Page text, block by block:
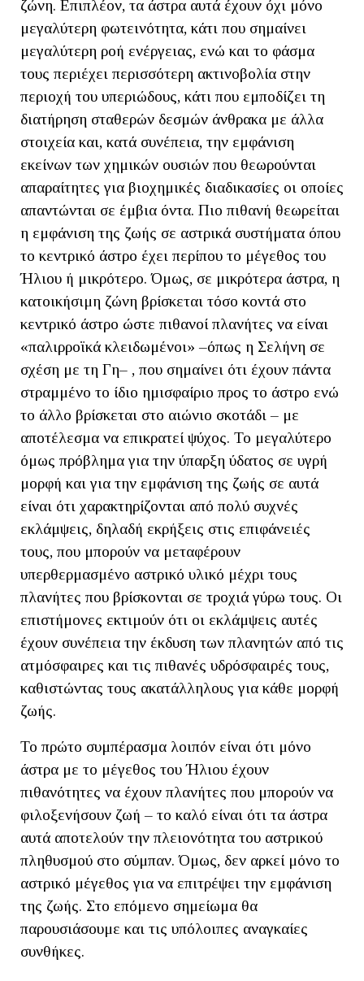
ζώνη. Επιπλέον, τα άστρα αυτά έχουν όχι μόνο
μεγαλύτερη φωτεινότητα, κάτι που σημαίνει
μεγαλύτερη ροή ενέργειας, ενώ και το φάσμα
τους περιέχει περισσότερη ακτινοβολία στην
περιοχή του υπεριώδους, κάτι που εμποδίζει τη
διατήρηση σταθερών δεσμών άνθρακα με άλλα
στοιχεία και, κατά συνέπεια, την εμφάνιση
εκείνων των χημικών ουσιών που θεωρούνται
απαραίτητες για βιοχημικές διαδικασίες οι οποίες
απαντώνται σε έμβια όντα. Πιο πιθανή θεωρείται
η εμφάνιση της ζωής σε αστρικά συστήματα όπου
το κεντρικό άστρο έχει περίπου το μέγεθος του
Ήλιου ή μικρότερο. Όμως, σε μικρότερα άστρα, η
κατοικήσιμη ζώνη βρίσκεται τόσο κοντά στο
κεντρικό άστρο ώστε πιθανοί πλανήτες να είναι
«παλιρροϊκά κλειδωμένοι» –όπως η Σελήνη σε
σχέση με τη Γη– , που σημαίνει ότι έχουν πάντα
στραμμένο το ίδιο ημισφαίριο προς το άστρο ενώ
το άλλο βρίσκεται στο αιώνιο σκοτάδι – με
αποτέλεσμα να επικρατεί ψύχος. Το μεγαλύτερο
όμως πρόβλημα για την ύπαρξη ύδατος σε υγρή
μορφή και για την εμφάνιση της ζωής σε αυτά
είναι ότι χαρακτηρίζονται από πολύ συχνές
εκλάμψεις, δηλαδή εκρήξεις στις επιφάνειές
τους, που μπορούν να μεταφέρουν
υπερθερμασμένο αστρικό υλικό μέχρι τους
πλανήτες που βρίσκονται σε τροχιά γύρω τους. Οι
επιστήμονες εκτιμούν ότι οι εκλάμψεις αυτές
έχουν συνέπεια την έκδυση των πλανητών από τις
ατμόσφαιρες και τις πιθανές υδρόσφαιρές τους,
καθιστώντας τους ακατάλληλους για κάθε μορφή
ζωής.
Το πρώτο συμπέρασμα λοιπόν είναι ότι μόνο
άστρα με το μέγεθος του Ήλιου έχουν
πιθανότητες να έχουν πλανήτες που μπορούν να
φιλοξενήσουν ζωή – το καλό είναι ότι τα άστρα
αυτά αποτελούν την πλειονότητα του αστρικού
πληθυσμού στο σύμπαν. Όμως, δεν αρκεί μόνο το
αστρικό μέγεθος για να επιτρέψει την εμφάνιση
της ζωής. Στο επόμενο σημείωμα θα
παρουσιάσουμε και τις υπόλοιπες αναγκαίες
συνθήκες.